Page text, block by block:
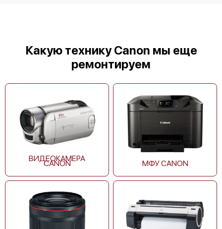
Canon imagePROGRAF TX-5400
Canon imagePROGRAF TX-5300
Какую технику Canon мы еще
ремонтируем
ВИДЕОКАМЕРА
CANON МФУ CANON